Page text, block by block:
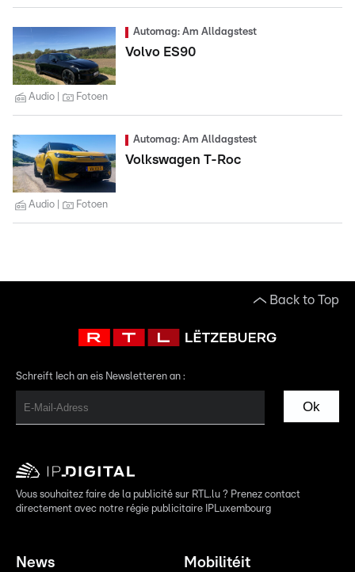
Automag: Am Alldagstest
Volvo ES90
Audio Fotoen
Automag: Am Alldagstest
Volkswagen T-Roc
Audio Fotoen
Back to Top
Schreift Iech an eis Newsletteren an :
Ok
Vous souhaitez faire de la publicité sur RTL.lu ? Prenez contact
directement avec notre régie publicitaire IPLuxembourg
News Mobilitéit